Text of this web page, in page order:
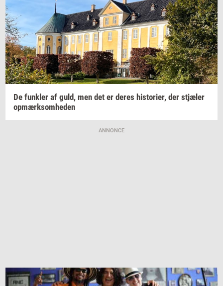
De funk­ler af guld, men det er deres hi­sto­ri­er, der stjæ­ler
op­mærk­som­he­den
ANNONCE